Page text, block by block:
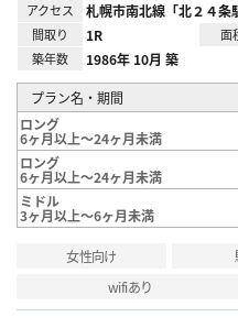
アクセス 札幌市南北線「北２４条
間取り 1R 面
築年数 1986年 10月 築
プラン名・期間
ロング
6ヶ月以上～24ヶ月未満
ロング
6ヶ月以上～24ヶ月未満
ミドル
3ヶ月以上～6ヶ月未満
女性向け
wifiあり